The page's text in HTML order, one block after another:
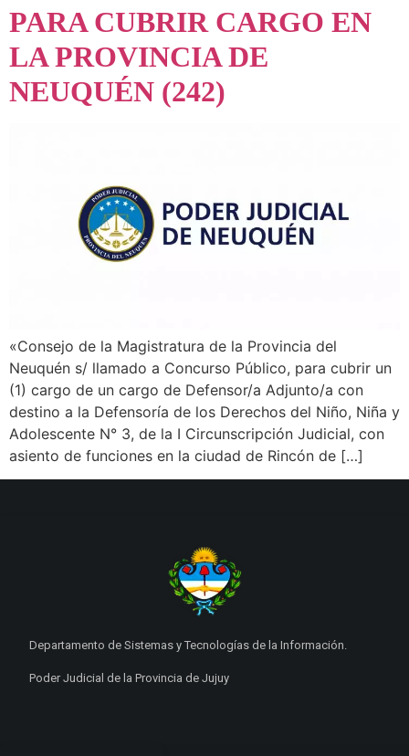
PARA CUBRIR CARGO EN
LA PROVINCIA DE
NEUQUÉN (242)
«Consejo de la Magistratura de la Provincia del
Neuquén s/ llamado a Concurso Público, para cubrir un
(1) cargo de un cargo de Defensor/a Adjunto/a con
destino a la Defensoría de los Derechos del Niño, Niña y
Adolescente N° 3, de la I Circunscripción Judicial, con
asiento de funciones en la ciudad de Rincón de […]
Departamento de Sistemas y Tecnologías de la Información.
Poder Judicial de la Provincia de Jujuy